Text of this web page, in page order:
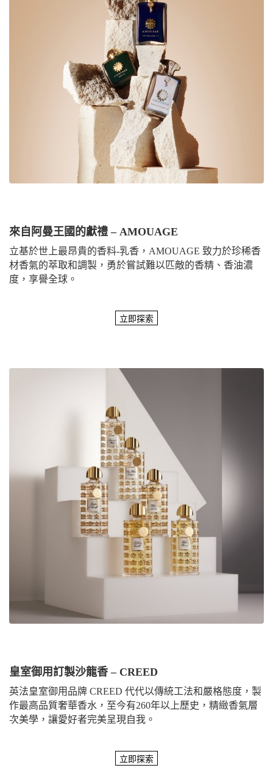
來自阿曼王國的獻禮 – AMOUAGE
立基於世上最昂貴的香料-乳香，AMOUAGE 致力於珍稀香
材香氣的萃取和調製，勇於嘗試難以匹敵的香精、香油濃
度，享譽全球。
皇室御用訂製沙龍香 – CREED
英法皇室御用品牌 CREED 代代以傳統工法和嚴格態度，製
作最高品質奢華香水，至今有260年以上歷史，精緻香氣層
次美學，讓愛好者完美呈現自我。